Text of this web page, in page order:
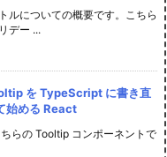
ルについての概要です。こちら
デー ...
を TypeScript に書き直
始める React
らの Tooltip コンポーネントで